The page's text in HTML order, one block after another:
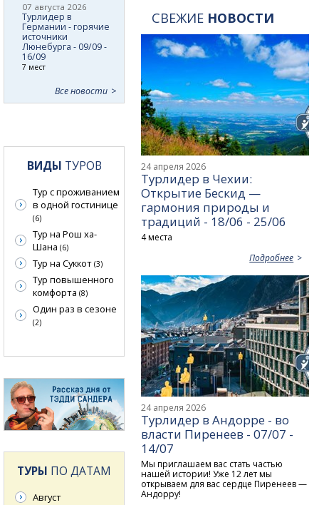
СВЕЖИЕ НОВОСТИ
24 апреля 2026
Турлидер в Чехии:
Открытие Бескид —
гармония природы и
традиций - 18/06 - 25/06
4 места
Подробнее
24 апреля 2026
Турлидер в Андорре - во
власти Пиренеев - 07/07 -
14/07
Мы приглашаем вас стать частью
нашей истории! Уже 12 лет мы
открываем для вас сердце Пиренеев —
Андорру!
07 августа 2026
Турлидер в
Германии - горячие
источники
Люнебурга - 09/09 -
16/09
7 мест
Все новости
ВИДЫ ТУРОВ
Тур с проживанием
в одной гостинице
(6)
Тур на Рош ха-
Шана (6)
Тур на Суккот (3)
Тур повышенного
комфорта (8)
Один раз в сезоне
(2)
ТУРЫ ПО ДАТАМ
Август